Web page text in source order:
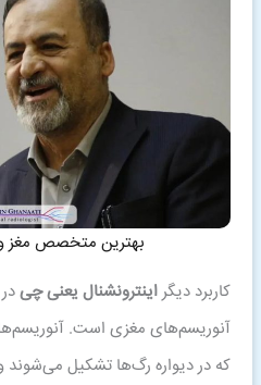
بهترین متخصص مغز
کاربرد دیگراینترونشنال یعنی چی
آنوریسم‌های مغزی است.
که در دیواره رگ‌ها تشکیل می‌شوند و